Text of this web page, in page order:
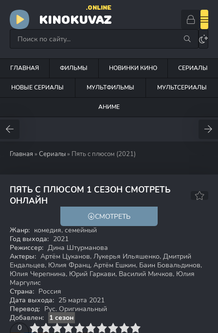
KINOKUVAZ
.ONLINE
ГЛАВНАЯ ФИЛЬМЫ НОВИНКИ КИНО СЕРИАЛЫ
НОВЫЕ СЕРИАЛЫ МУЛЬТФИЛЬМЫ МУЛЬТСЕРИАЛЫ
АНИМЕ
Главная » Сериалы » Пять с плюсом (2021)
ПЯТЬ С ПЛЮСОМ 1 СЕЗОН СМОТРЕТЬ
ОНЛАЙН
СМОТРЕТЬ
Жанр: комедия, семейный
Год выхода: 2021
Режиссер: Дина Штурманова
Актеры: Артём Цуканов, Лукерья Ильяшенко, Дмитрий
Ендальцев, Юлия Франц, Артём Ешкин, Баин Бовальдинов,
Юлия Черепнина, Юрий Гаркави, Василий Мичков, Юлия
Маргулис
Страна: Россия
Дата выхода: 25 марта 2021
Перевод: Рус. Оригинальный
Добавлен:
1 сезон
0
4 6 7 8 9 10